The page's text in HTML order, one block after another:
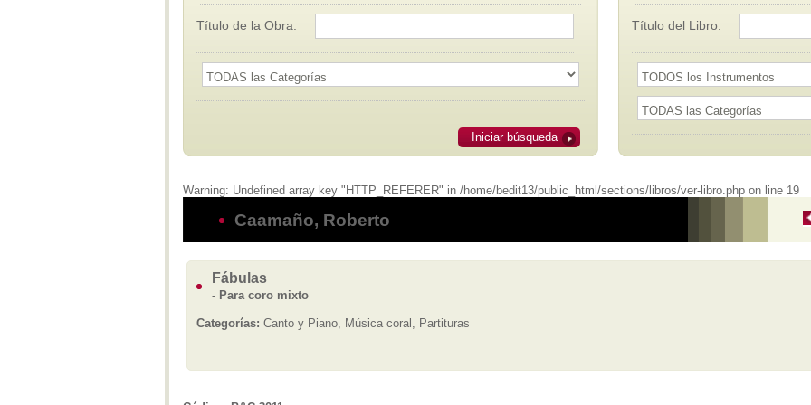
Título de la Obra:
Iniciar búsqueda
Título del Libro:
Warning: Undefined array key "HTTP_REFERER" in /home/bedit13/public_html/sections/libros/ver-libro.php on line 19
Caamaño, Roberto
Fábulas
- Para coro mixto
Categorías: Canto y Piano, Música coral, Partituras